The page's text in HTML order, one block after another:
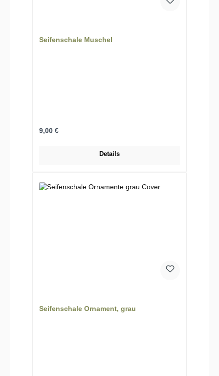
Seifenschale Muschel
Regulärer Preis:
9,00 €
Details
Seifenschale Ornament, grau